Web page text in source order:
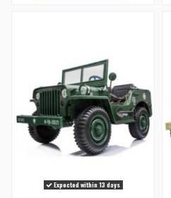
Expected within 13 days